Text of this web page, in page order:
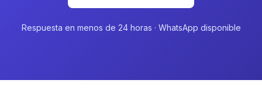
Respuesta en menos de 24 horas · WhatsApp disponible